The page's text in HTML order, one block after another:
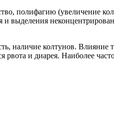
полифагию (увеличение
и выделения
наличие колтунов. Влияние
и диарея. Наиболее